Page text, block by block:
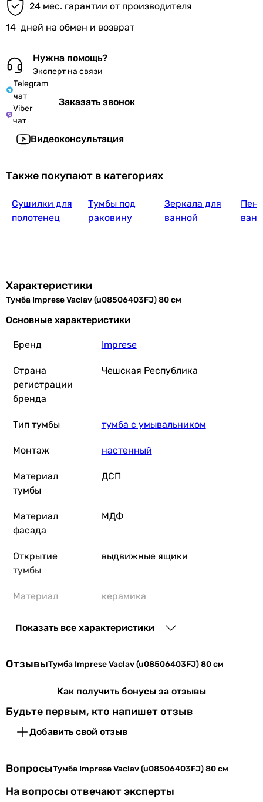
24 мес. гарантии от производителя
14 дней на обмен и возврат
Нужна помощь?
Эксперт на связи
Telegram
чат
Viber
чат
Заказать звонок
Видеоконсультация
Также покупают в категориях
Сушилки для
полотенец
Тумбы под
раковину
Зеркала для
ванной
Характеристики
Тумба Imprese Vaclav (u08506403FJ) 80 см
Основные характеристики
Бренд Imprese
Страна
регистрации
бренда
Чешская Республика
Тип тумбы тумба с умывальником
Монтаж настенный
Материал
тумбы
ДСП
Материал
фасада
МДФ
Открытие
тумбы
выдвижные ящики
Материал
керамика
прямоугольная
Физические характеристики
Показать все характеристики
ОтзывыТумба Imprese Vaclav (u08506403FJ) 80 см
Как получить бонусы за отзывы
Будьте первым, кто напишет отзыв
Добавить свой отзыв
ВопросыТумба Imprese Vaclav (u08506403FJ) 80 см
На вопросы отвечают эксперты